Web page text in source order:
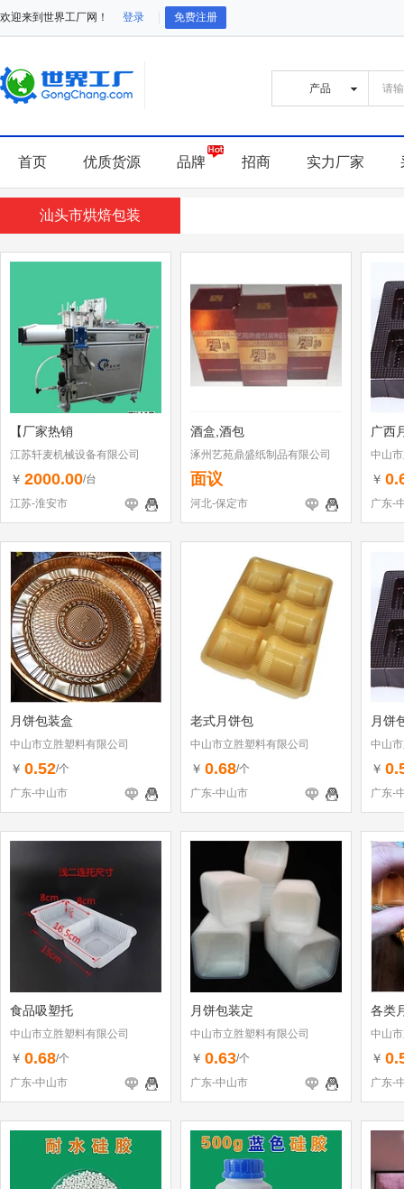
欢迎来到世界工厂网！ 登录 免费注册
首页 优质货源 品牌 招商 实力厂家
汕头市烘焙包装
【厂家热销
江苏轩麦机械设备有限公司
￥ 2000.00/台
江苏-淮安市
酒盒,酒包
涿州艺苑鼎盛纸制品有限公司
面议
河北-保定市
广西
中山
￥
广东-
月饼包装盒
中山市立胜塑料有限公司
￥ 0.52/个
广东-中山市
老式月饼包
中山市立胜塑料有限公司
￥ 0.68/个
广东-中山市
月饼
中山
￥
广东-
食品吸塑托
中山市立胜塑料有限公司
￥ 0.68/个
广东-中山市
月饼包装定
中山市立胜塑料有限公司
￥ 0.63/个
广东-中山市
各类
中山
￥
广东-